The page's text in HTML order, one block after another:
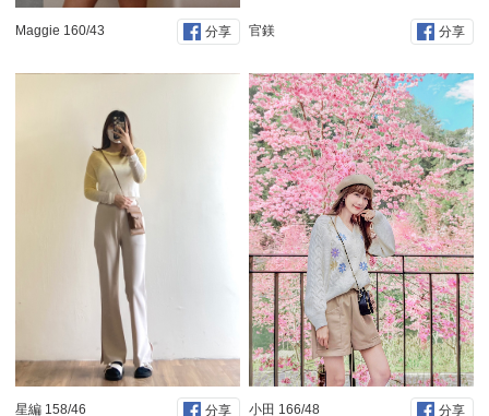
Maggie 160/43 分享 官鎂 分享
星編 158/46 分享 小田 166/48 分享